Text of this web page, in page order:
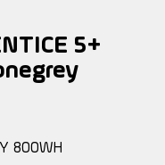
5+
800WH